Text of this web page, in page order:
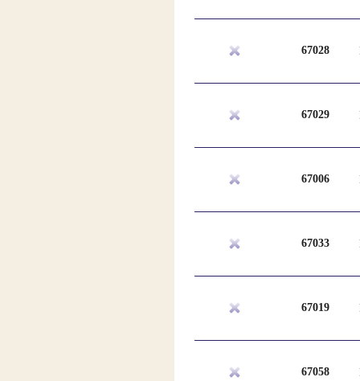
67028
67029
67006
67033
67019
67058